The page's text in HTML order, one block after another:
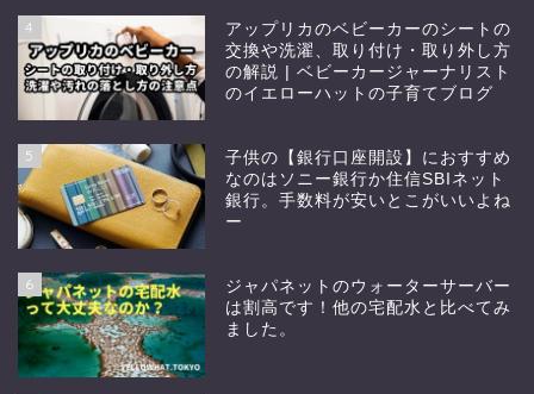
4
アップリカのベビーカーのシートの
交換や洗濯、取り付け・取り外し方
の解説 | ベビーカージャーナリスト
のイエローハットの子育てブログ
5
子供の【銀行口座開設】におすすめ
なのはソニー銀行か住信SBIネット
銀行。手数料が安いとこがいいよね
ー
6
ジャパネットのウォーターサーバー
は割高です！他の宅配水と比べてみ
ました。